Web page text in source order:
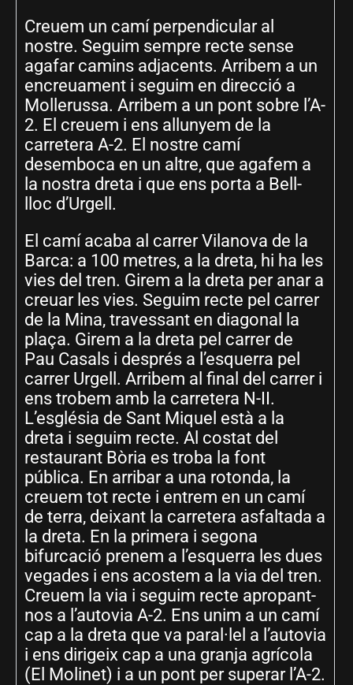
Creuem un camí perpendicular al
nostre. Seguim sempre recte sense
agafar camins adjacents. Arribem a un
encreuament i seguim en direcció a
Mollerussa. Arribem a un pont sobre l’A-
2. El creuem i ens allunyem de la
carretera A-2. El nostre camí
desemboca en un altre, que agafem a
la nostra dreta i que ens porta a Bell-
lloc d’Urgell.
El camí acaba al carrer Vilanova de la
Barca: a 100 metres, a la dreta, hi ha les
vies del tren. Girem a la dreta per anar a
creuar les vies. Seguim recte pel carrer
de la Mina, travessant en diagonal la
plaça. Girem a la dreta pel carrer de
Pau Casals i després a l’esquerra pel
carrer Urgell. Arribem al final del carrer i
ens trobem amb la carretera N-II.
L’església de Sant Miquel està a la
dreta i seguim recte. Al costat del
restaurant Bòria es troba la font
pública. En arribar a una rotonda, la
creuem tot recte i entrem en un camí
de terra, deixant la carretera asfaltada a
la dreta. En la primera i segona
bifurcació prenem a l’esquerra les dues
vegades i ens acostem a la via del tren.
Creuem la via i seguim recte apropant-
nos a l’autovia A-2. Ens unim a un camí
cap a la dreta que va paral·lel a l’autovia
i ens dirigeix cap a una granja agrícola
(El Molinet) i a un pont per superar l’A-2.